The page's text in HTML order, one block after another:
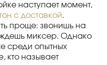
наступает момент,
с доставкой.
проще: звонишь на
миксер. Однако
среди опытных
кто называет